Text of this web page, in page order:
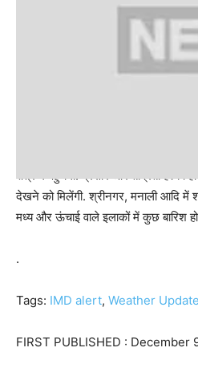
क्षेत्र में पहुंचेगा. प्रसार और तीव्रता हल्की
देखने को मिलेंगी. श्रीनगर, मनाली आदि में
मध्य और ऊंचाई वाले इलाकों में कुछ बारिश
.
Tags: IMD alert, Weather Update
FIRST PUBLISHED : December